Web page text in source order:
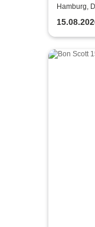
Phnx
Tour
Hamburg,